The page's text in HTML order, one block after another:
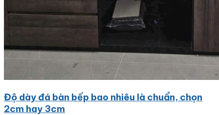
Độ dày đá bàn bếp bao nhiêu là chuẩn, chọn
2cm hay 3cm